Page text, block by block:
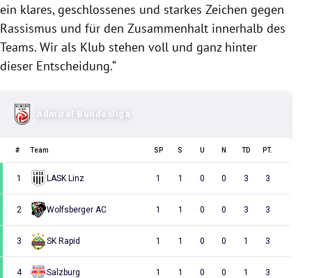
ein klares, geschlossenes und starkes Zeichen gegen
Rassismus und für den Zusammenhalt innerhalb des
Teams. Wir als Klub stehen voll und ganz hinter
dieser Entscheidung.“
Admiral Bundesliga
# Team SP S U N TD PT.
1 LASK Linz 1 1 0 0 3 3
2 Wolfsberger AC 1 1 0 0 3 3
3 SK Rapid 1 1 0 0 1 3
4 Salzburg 1 1 0 0 1 3